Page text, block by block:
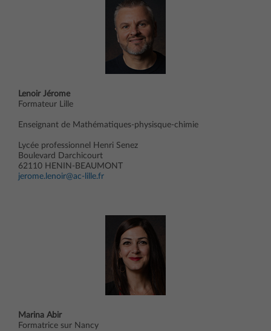
Lenoir Jérome
Formateur Lille
Enseignant de Mathématiques-physisque-chimie
Lycée professionnel Henri Senez
Boulevard Darchicourt
62110 HENIN-BEAUMONT
jerome.lenoir@ac-lille.fr
Marina Abir
Formatrice sur Nancy